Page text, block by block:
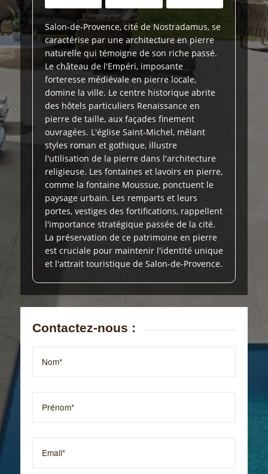
Salon-de-Provence, cité de Nostradamus, se
caractérise par une architecture en pierre
naturelle qui témoigne de son riche passé.
Le château de l'Empéri, imposante
forteresse médiévale en pierre locale,
domine la ville. Le centre historique abrite
des hôtels particuliers Renaissance en
pierre de taille, aux façades finement
ouvragées. L'église Saint-Michel, mêlant
styles roman et gothique, illustre
l'utilisation de la pierre dans l'architecture
religieuse. Les fontaines et lavoirs en pierre,
comme la fontaine Moussue, ponctuent le
paysage urbain. Les remparts et leurs
portes, vestiges des fortifications, rappellent
l'importance stratégique passée de la cité.
La préservation de ce patrimoine en pierre
est cruciale pour maintenir l'identité unique
et l'attrait touristique de Salon-de-Provence.
Contactez-nous :